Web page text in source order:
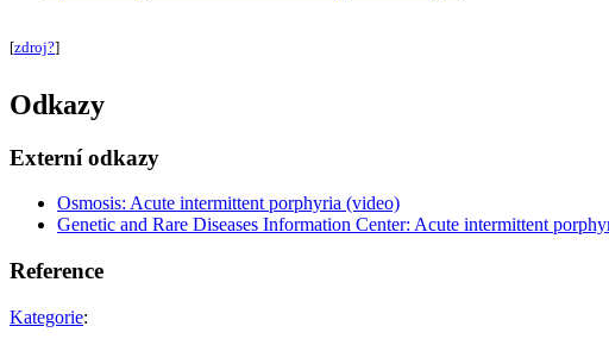
[zdroj?]
Odkazy
Externí odkazy
Osmosis: Acute intermittent porphyria (video)
Genetic and Rare Diseases Information Center: Acute intermittent
Reference
Kategorie: